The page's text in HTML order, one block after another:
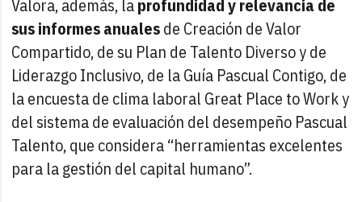
Valora, además, laprofundidad y relevancia de
sus informes anualesde Creación de Valor
Compartido, de su Plan de Talento Diverso y de
Liderazgo Inclusivo, de la Guía Pascual Contigo, de
la encuesta de clima laboral Great Place to Work y
del sistema de evaluación del desempeño Pascual
Talento, que considera “herramientas excelentes
para la gestión del capital humano”.